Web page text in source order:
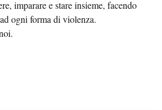
imparare e stare insieme, facendo
ogni forma di violenza.